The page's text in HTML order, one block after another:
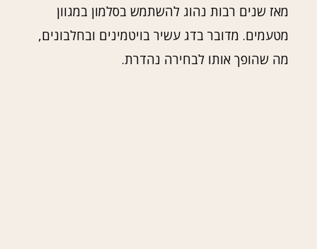
מאז שנים רבות נהוג להשתמש בסלמון במגוון
מטעמים. מדובר בדג עשיר בויטמינים ובחלבונים,
מה שהופך אותו לבחירה נהדרת.